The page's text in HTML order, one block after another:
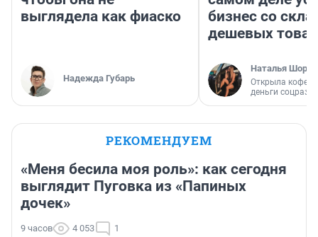
выглядела как фиаско
Надежда Губарь
бизнес со
дешевых
Наталья
Открыла
деньги
РЕКОМЕНДУЕМ
«Меня бесила моя роль»: как сегодня
выглядит Пуговка из «Папиных
дочек»
9 часов 4 053 1